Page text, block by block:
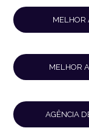
MELHOR
MELHOR
AGÊNCIA